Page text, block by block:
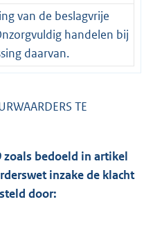
van de beslagvrije
handelen bij
daarvan.
TE
zoals bedoeld in artikel
inzake de klacht
door: